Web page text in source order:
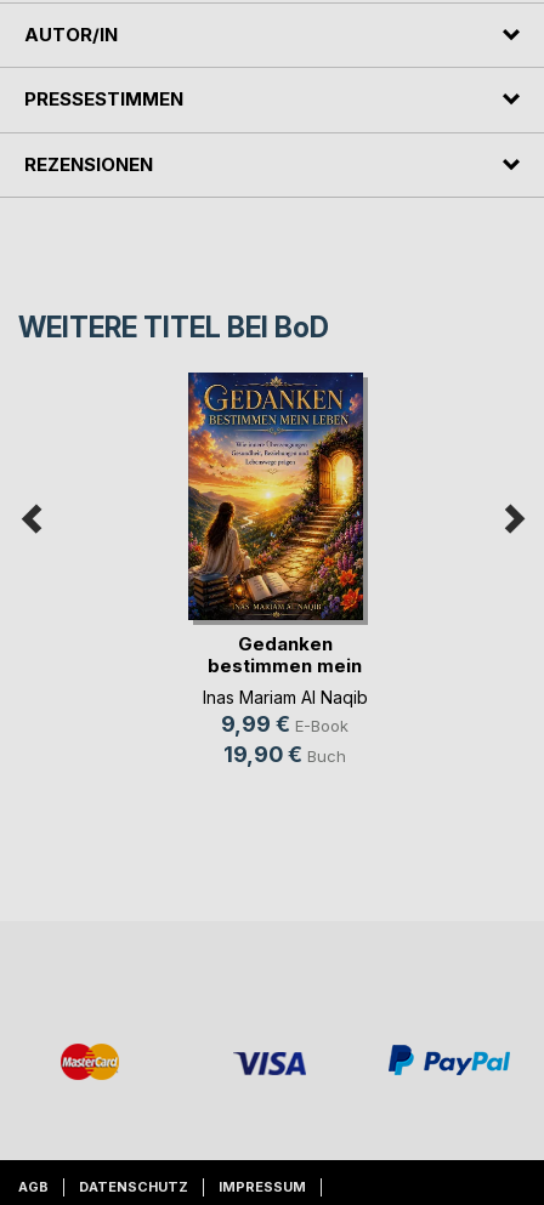
AUTOR/IN
PRESSESTIMMEN
REZENSIONEN
WEITERE TITEL BEI BoD
Gedanken
bestimmen mein
Leben
Inas Mariam Al Naqib
9,99 € E-Book
19,90 € Buch
AGB DATENSCHUTZ IMPRESSUM